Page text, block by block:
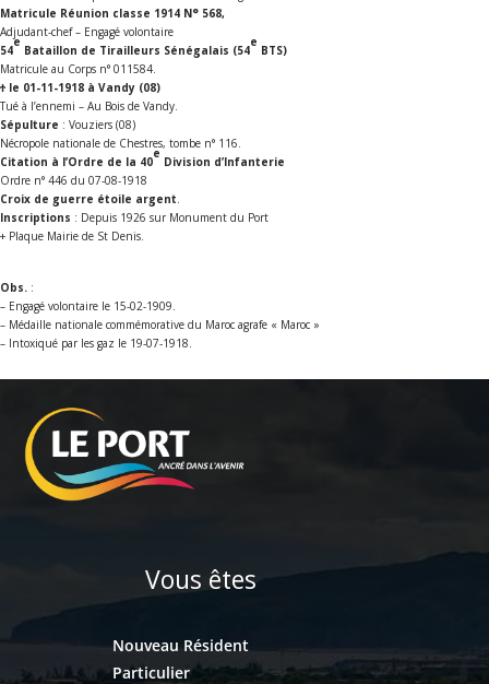
Matricule Réunion classe 1914 N° 568,
Adjudant-chef – Engagé volontaire
54
e
Bataillon de Tirailleurs Sénégalais (54
e
BTS)
Matricule au Corps n° 011584.
Ϯ le 01-11-1918 à Vandy (08)
Tué à l’ennemi – Au Bois de Vandy.
Sépulture : Vouziers (08)
Nécropole nationale de Chestres, tombe n° 116.
Citation à l’Ordre de la 40
e
Division d’Infanterie
Ordre n° 446 du 07-08-1918
Croix de guerre étoile argent.
Inscriptions : Depuis 1926 sur Monument du Port
+ Plaque Mairie de St Denis.
Obs. :
– Engagé volontaire le 15-02-1909.
– Médaille nationale commémorative du Maroc agrafe « Maroc »
– Intoxiqué par les gaz le 19-07-1918.
Vous êtes
Nouveau Résident
Particulier